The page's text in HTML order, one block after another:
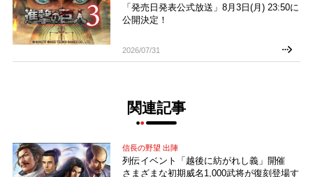
「発売日発表公式放送」8月3日(月) 23:50に
公開決定！
2026/07/31
関連記事
信長の野望 出陣
列伝イベント「越後に紡がれし義」開催
さまざまな初期威名1,000武将が復刻登場す